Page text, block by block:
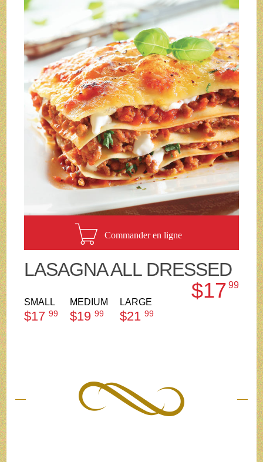
Commander en ligne
LASAGNA ALL DRESSED
$1799
SMALL
$1799
MEDIUM
$1999
LARGE
$2199